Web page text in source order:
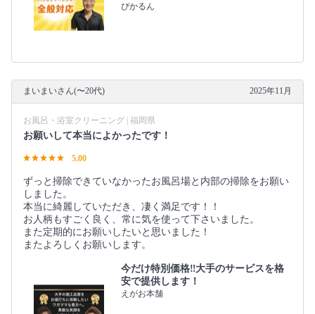
ぴかるん
まいまいさん(〜20代) 2025年11月
お風呂・浴室クリーニング | 福岡県
お願いして本当によかったです！
5.00
ずっと掃除できていなかったお風呂場と内部の掃除をお願い
しました。
本当に綺麗していただき、凄く満足です！！
お人柄もすごく良く、常に気を使って下さいました。
また定期的にお願いしたいと思いました！
またよろしくお願いします。
今だけ特別価格‼️大手のサービスを格
安で提供します！
えがお本舗